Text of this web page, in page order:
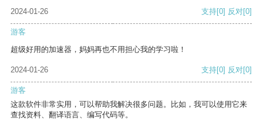
2024-01-26 支持[0] 反对[0]
游客
超级好用的加速器，妈妈再也不用担心我的学习啦！
2024-01-26 支持[0] 反对[0]
游客
这款软件非常实用，可以帮助我解决很多问题。比如，我可以使用它来
查找资料、翻译语言、编写代码等。